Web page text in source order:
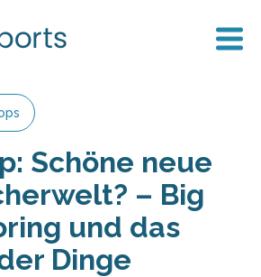
Schöne neue
– Big
und das
Dinge